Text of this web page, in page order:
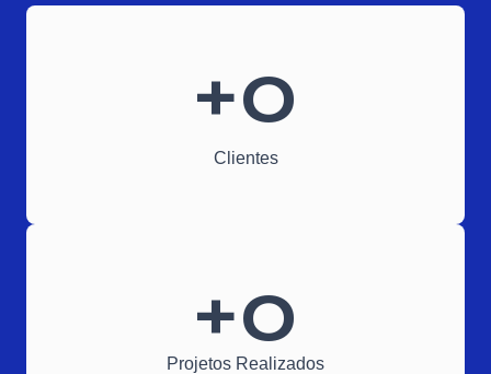
Clientes
+0
Projetos Realizados
+0